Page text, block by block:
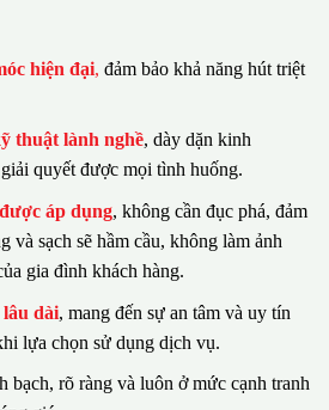
hiện đại, đảm bảo khả năng hút triệt
thuật lành nghề, dày dặn kinh
quyết được mọi tình huống.
áp dụng, không cần đục phá, đảm
và sạch sẽ hầm cầu, không làm ảnh
gia đình khách hàng.
lâu dài, mang đến sự an tâm và uy tín
lựa chọn sử dụng dịch vụ.
bạch, rõ ràng và luôn ở mức cạnh tranh